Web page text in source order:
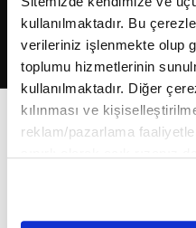
kullanılmaktadır. Bu
verileriniz işlenmekte olup
toplumu hizmetlerinin
kullanılmaktadır. Diğer
kılınması ve
reklam/pazarlama
belirleyebilirsiniz.
Ayarlar butonuna
2026Fikriyat. Tüm hakları